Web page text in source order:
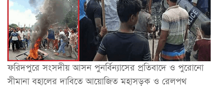
ফরিদপুরে সংসদীয় আসন পুনর্বিন্যাসের প্রতিবাদে ও পুরোনো
সীমানা বহালের দাবিতে আয়োজিত মহাসড়ক ও রেলপথ